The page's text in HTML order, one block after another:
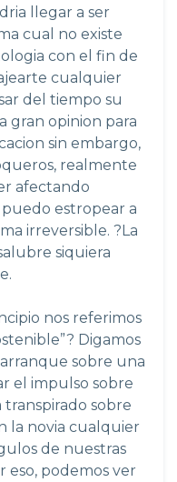
llegar a ser
cual no existe
con el fin de
cualquier
del tiempo su
gran opinion para
sin embargo,
realmente
afectando
estropear a
irreversible. ?La
siquiera
nos referimos
Digamos
sobre una
el impulso sobre
transpirado sobre
la novia cualquier
de nuestras
eso, podemos ver